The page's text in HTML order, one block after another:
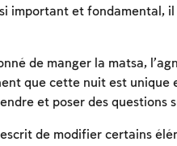
important et fondamental,
de manger la matsa,
que cette nuit est unique
et poser des questions
de modifier certains